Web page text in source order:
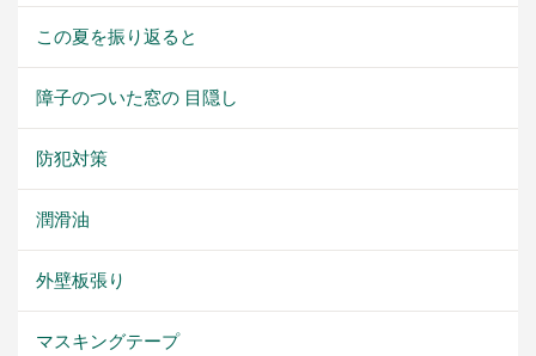
この夏を振り返ると
障子のついた窓の 目隠し
防犯対策
潤滑油
外壁板張り
マスキングテープ